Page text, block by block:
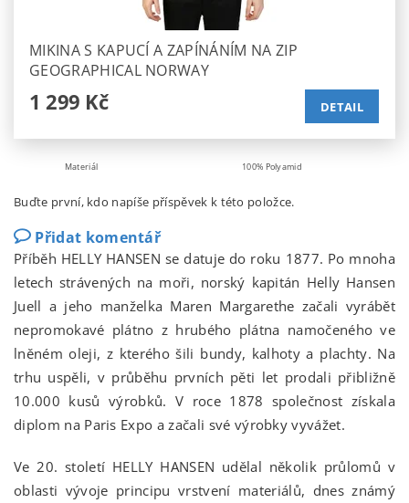
MIKINA S KAPUCÍ A ZAPÍNÁNÍM NA ZIP
GEOGRAPHICAL NORWAY
1 299 Kč DETAIL
Materiál 100% Polyamid
Buďte první, kdo napíše příspěvek k této položce.
Přidat komentář
Příběh HELLY HANSEN se datuje do roku 1877. Po mnoha
letech strávených na moři, norský kapitán Helly Hansen
Juell a jeho manželka Maren Margarethe začali vyrábět
nepromokavé plátno z hrubého plátna namočeného ve
lněném oleji, z kterého šili bundy, kalhoty a plachty. Na
trhu uspěli, v průběhu prvních pěti let prodali přibližně
10.000 kusů výrobků. V roce 1878 společnost získala
diplom na Paris Expo a začali své výrobky vyvážet.
Ve 20. století HELLY HANSEN udělal několik průlomů v
oblasti vývoje principu vrstvení materiálů, dnes známý